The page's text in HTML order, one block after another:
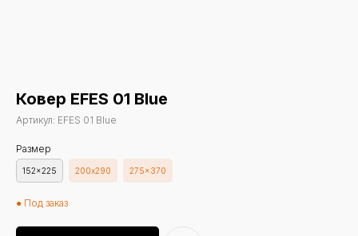
Ковер EFES 01 Blue
Артикул: EFES 01 Blue
Размер
152x225 200х290 275x370
● Под заказ